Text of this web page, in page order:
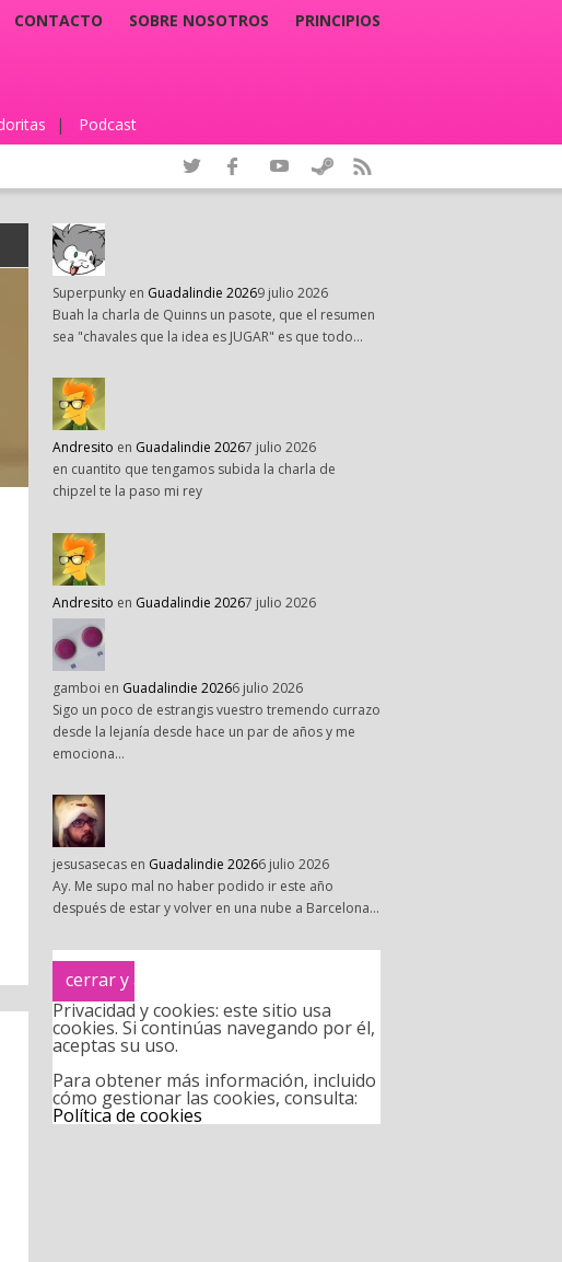
CONTACTO SOBRE NOSOTROS PRINCIPIOS
| Podcast
Superpunky en Guadalindie 20269 julio 2026
Buah la charla de Quinns un pasote, que el resumen
sea "chavales que la idea es JUGAR" es que todo…
Andresito en Guadalindie 20267 julio 2026
en cuantito que tengamos subida la charla de
chipzel te la paso mi rey
Andresito en Guadalindie 20267 julio 2026
gamboi en Guadalindie 20266 julio 2026
Sigo un poco de estrangis vuestro tremendo currazo
desde la lejanía desde hace un par de años y me
emociona…
jesusasecas en Guadalindie 20266 julio 2026
Ay. Me supo mal no haber podido ir este año
después de estar y volver en una nube a Barcelona…
Privacidad y cookies: este sitio usa
cookies. Si continúas navegando por él,
aceptas su uso.
Para obtener más información, incluido
cómo gestionar las cookies, consulta:
Política de cookies